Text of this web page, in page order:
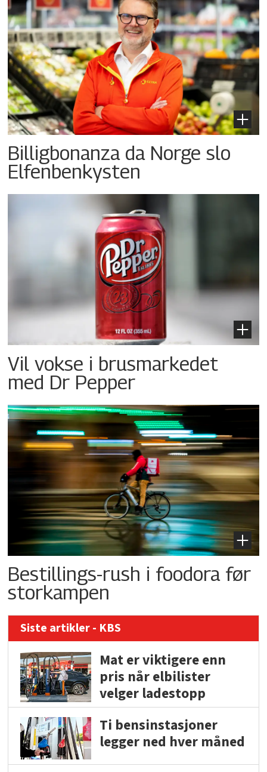
Billigbonanza da Norge slo
Elfenbenkysten
Vil vokse i brusmarkedet
med Dr Pepper
Bestillings-rush i foodora før
storkampen
Siste artikler - KBS
Mat er viktigere enn
pris når elbilister
velger ladestopp
Ti bensinstasjoner
legger ned hver måned